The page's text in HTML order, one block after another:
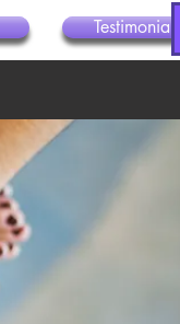
Testimonials